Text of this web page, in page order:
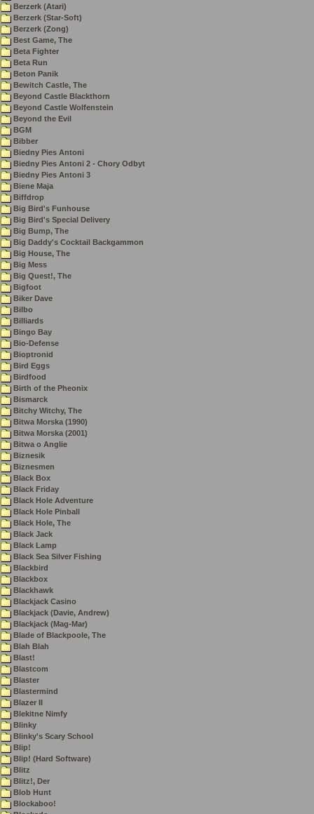
Berzerk (Atari)
Berzerk (Star-Soft)
Berzerk (Zong)
Best Game, The
Beta Fighter
Beta Run
Beton Panik
Bewitch Castle, The
Beyond Castle Blackthorn
Beyond Castle Wolfenstein
Beyond the Evil
BGM
Bibber
Biedny Pies Antoni
Biedny Pies Antoni 2 - Chory Odbyt
Biedny Pies Antoni 3
Biene Maja
Biffdrop
Big Bird's Funhouse
Big Bird's Special Delivery
Big Bump, The
Big Daddy's Cocktail Backgammon
Big House, The
Big Mess
Big Quest!, The
Bigfoot
Biker Dave
Bilbo
Billiards
Bingo Bay
Bio-Defense
Bioptronid
Bird Eggs
Birdfood
Birth of the Pheonix
Bismarck
Bitchy Witchy, The
Bitwa Morska (1990)
Bitwa Morska (2001)
Bitwa o Anglie
Biznesik
Biznesmen
Black Box
Black Friday
Black Hole Adventure
Black Hole Pinball
Black Hole, The
Black Jack
Black Lamp
Black Sea Silver Fishing
Blackbird
Blackbox
Blackhawk
Blackjack Casino
Blackjack (Davie, Andrew)
Blackjack (Mag-Mar)
Blade of Blackpoole, The
Blah Blah
Blast!
Blastcom
Blaster
Blastermind
Blazer II
Blekitne Nimfy
Blinky
Blinky's Scary School
Blip!
Blip! (Hard Software)
Blitz
Blitz!, Der
Blob Hunt
Blockaboo!